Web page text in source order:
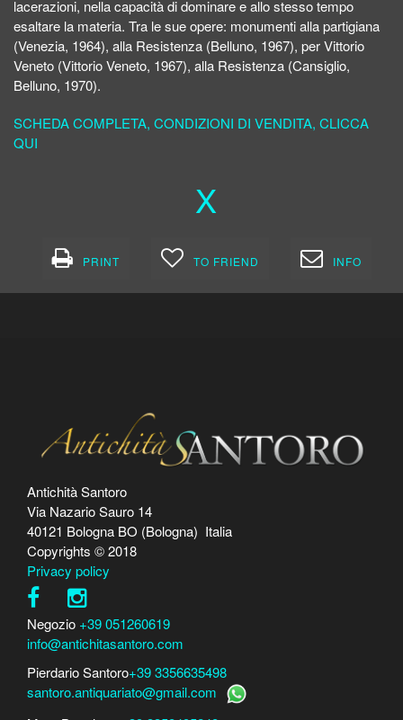
lacerazioni, nella capacità di dominare e allo stesso tempo
esaltare la materia. Tra le sue opere: monumenti alla partigiana
(Venezia, 1964), alla Resistenza (Belluno, 1967), per Vittorio
Veneto (Vittorio Veneto, 1967), alla Resistenza (Cansiglio,
Belluno, 1970).
SCHEDA COMPLETA, CONDIZIONI DI VENDITA, CLICCA
QUI
X
PRINT TO FRIEND INFO
Antichità Santoro
Via Nazario Sauro 14
40121 Bologna BO (Bologna) Italia
Copyrights © 2018
Privacy policy
Negozio +39 051260619
info@antichitasantoro.com
Pierdario Santoro+39 3356635498
santoro.antiquariato@gmail.com